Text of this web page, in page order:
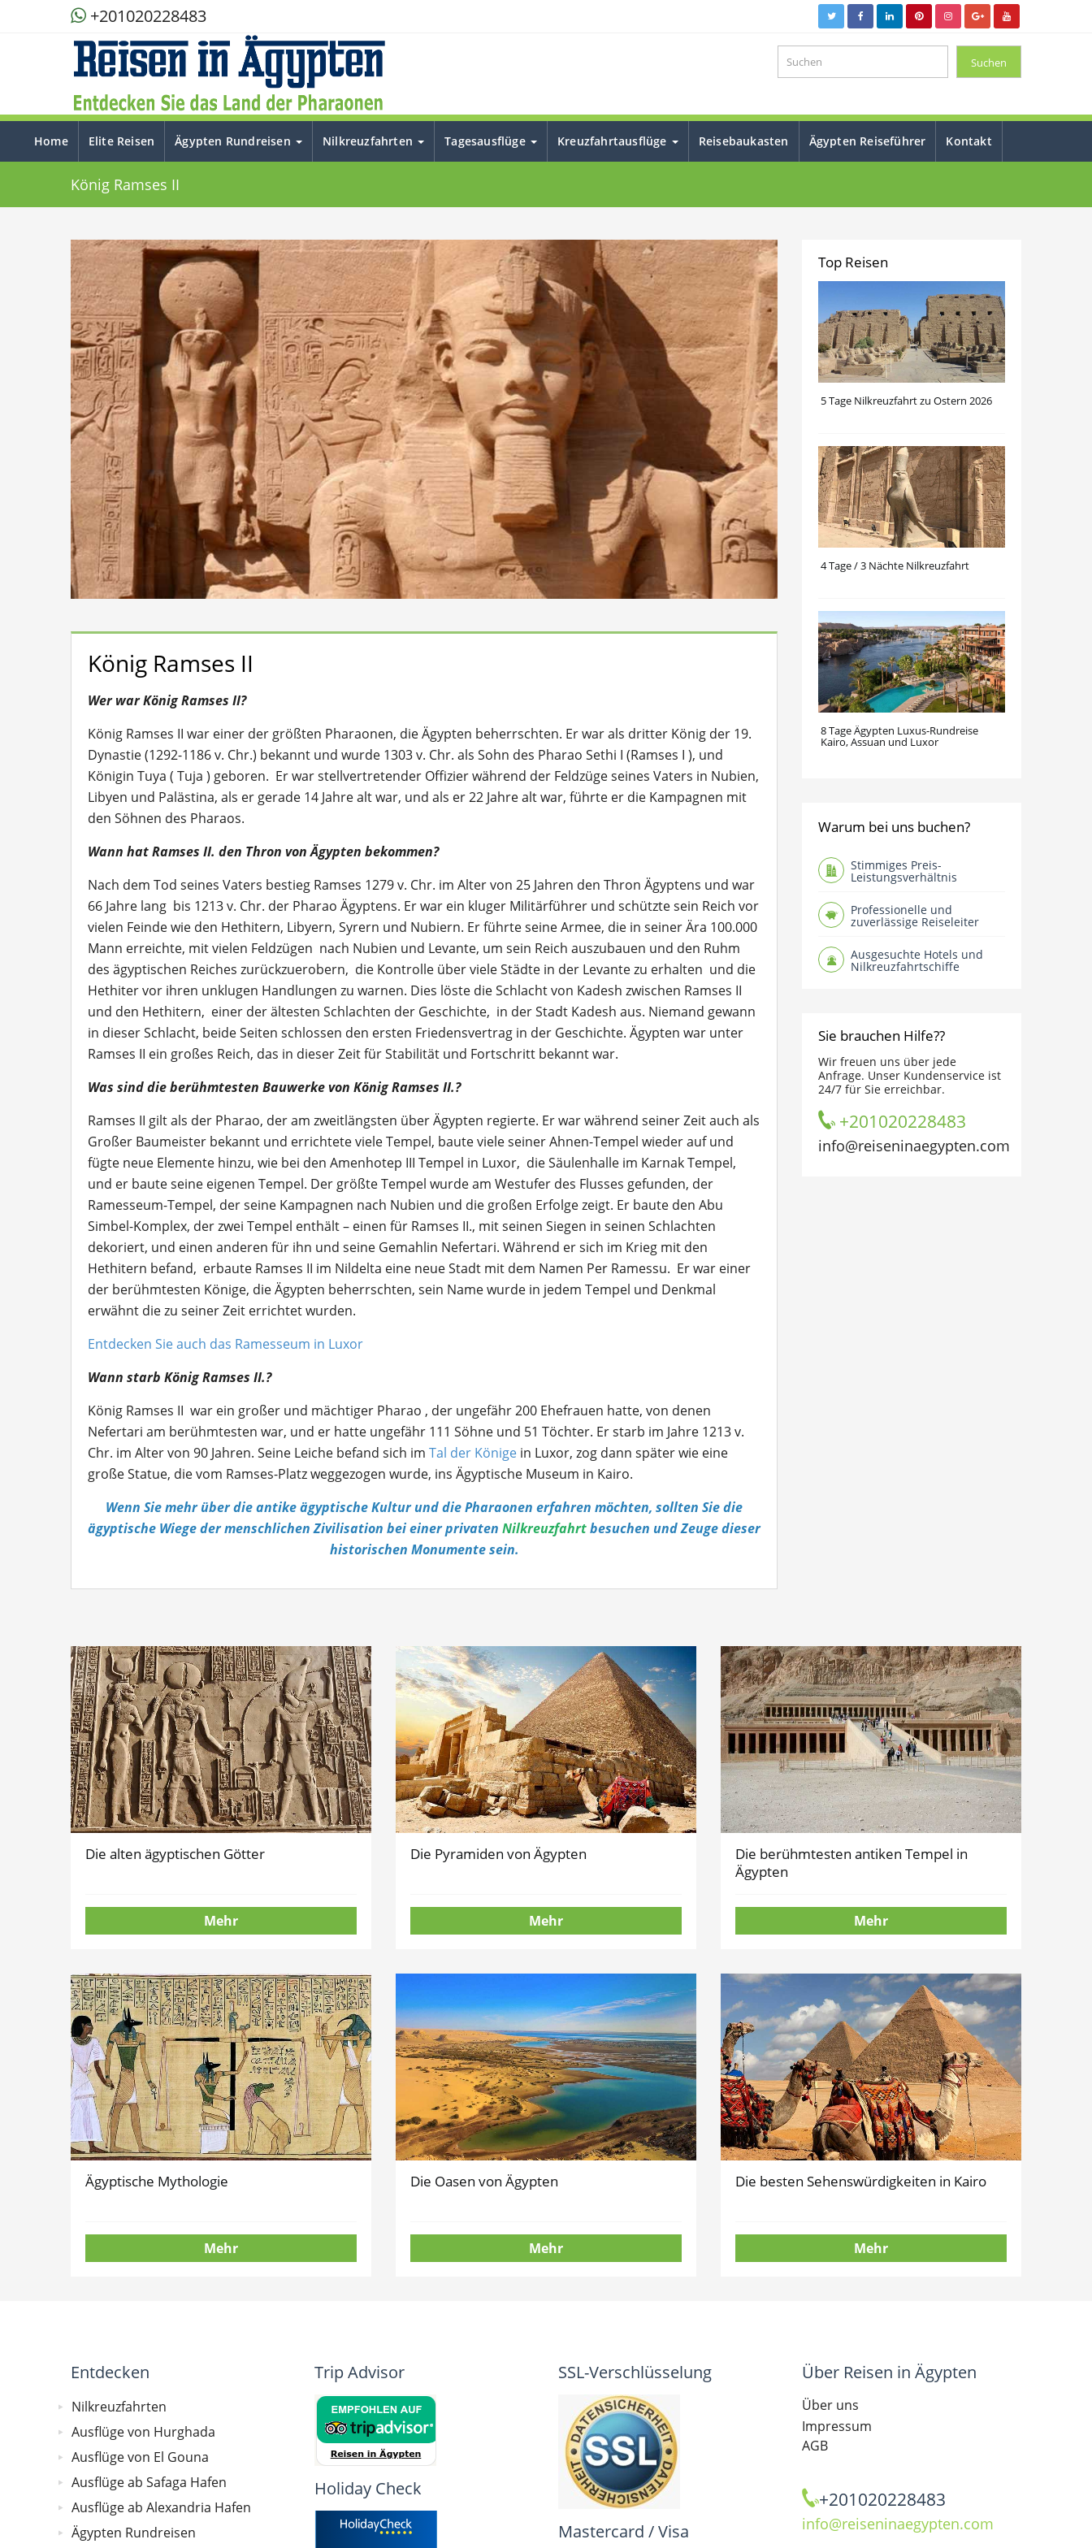
+201020228483
Home Elite Reisen Ägypten Rundreisen Nilkreuzfahrten Tagesausflüge Kreuzfahrtausflüge Reisebaukasten Ägypten Reiseführer Kontakt
König Ramses II
König Ramses II
Wer war König Ramses II?
König Ramses II war einer der größten Pharaonen, die Ägypten beherrschten. Er war als dritter König der 19.
Dynastie (1292-1186 v. Chr.) bekannt und wurde 1303 v. Chr. als Sohn des Pharao Sethi I (Ramses I ), und
Königin Tuya ( Tuja ) geboren. Er war stellvertretender Offizier während der Feldzüge seines Vaters in Nubien,
Libyen und Palästina, als er gerade 14 Jahre alt war, und als er 22 Jahre alt war, führte er die Kampagnen mit
den Söhnen des Pharaos.
Wann hat Ramses II. den Thron von Ägypten bekommen?
Nach dem Tod seines Vaters bestieg Ramses 1279 v. Chr. im Alter von 25 Jahren den Thron Ägyptens und war
66 Jahre lang bis 1213 v. Chr. der Pharao Ägyptens. Er war ein kluger Militärführer und schützte sein Reich vor
vielen Feinde wie den Hethitern, Libyern, Syrern und Nubiern. Er führte seine Armee, die in seiner Ära 100.000
Mann erreichte, mit vielen Feldzügen nach Nubien und Levante, um sein Reich auszubauen und den Ruhm
des ägyptischen Reiches zurückzuerobern, die Kontrolle über viele Städte in der Levante zu erhalten und die
Hethiter vor ihren unklugen Handlungen zu warnen. Dies löste die Schlacht von Kadesh zwischen Ramses II
und den Hethitern, einer der ältesten Schlachten der Geschichte, in der Stadt Kadesh aus. Niemand gewann
in dieser Schlacht, beide Seiten schlossen den ersten Friedensvertrag in der Geschichte. Ägypten war unter
Ramses II ein großes Reich, das in dieser Zeit für Stabilität und Fortschritt bekannt war.
Was sind die berühmtesten Bauwerke von König Ramses II.?
Ramses II gilt als der Pharao, der am zweitlängsten über Ägypten regierte. Er war während seiner Zeit auch als
Großer Baumeister bekannt und errichtete viele Tempel, baute viele seiner Ahnen-Tempel wieder auf und
fügte neue Elemente hinzu, wie bei den Amenhotep III Tempel in Luxor, die Säulenhalle im Karnak Tempel,
und er baute seine eigenen Tempel. Der größte Tempel wurde am Westufer des Flusses gefunden, der
Ramesseum-Tempel, der seine Kampagnen nach Nubien und die großen Erfolge zeigt. Er baute den Abu
Simbel-Komplex, der zwei Tempel enthält – einen für Ramses II., mit seinen Siegen in seinen Schlachten
dekoriert, und einen anderen für ihn und seine Gemahlin Nefertari. Während er sich im Krieg mit den
Hethitern befand, erbaute Ramses II im Nildelta eine neue Stadt mit dem Namen Per Ramessu. Er war einer
der berühmtesten Könige, die Ägypten beherrschten, sein Name wurde in jedem Tempel und Denkmal
erwähnt die zu seiner Zeit errichtet wurden.
Entdecken Sie auch das Ramesseum in Luxor
Wann starb König Ramses II.?
König Ramses II war ein großer und mächtiger Pharao , der ungefähr 200 Ehefrauen hatte, von denen
Nefertari am berühmtesten war, und er hatte ungefähr 111 Söhne und 51 Töchter. Er starb im Jahre 1213 v.
Chr. im Alter von 90 Jahren. Seine Leiche befand sich im Tal der Könige in Luxor, zog dann später wie eine
große Statue, die vom Ramses-Platz weggezogen wurde, ins Ägyptische Museum in Kairo.
Wenn Sie mehr über die antike ägyptische Kultur und die Pharaonen erfahren möchten, sollten Sie die
ägyptische Wiege der menschlichen Zivilisation bei einer privaten Nilkreuzfahrtbesuchen und Zeuge dieser
historischen Monumente sein.
Top Reisen
5 Tage Nilkreuzfahrt zu Ostern 2026
4 Tage / 3 Nächte Nilkreuzfahrt
8 Tage Ägypten Luxus-Rundreise
Kairo, Assuan und Luxor
Warum bei uns buchen?
Stimmiges Preis-
Leistungsverhältnis
Professionelle und
zuverlässige Reiseleiter
Ausgesuchte Hotels und
Nilkreuzfahrtschiffe
Sie brauchen Hilfe??
Wir freuen uns über jede
Anfrage. Unser Kundenservice ist
24/7 für Sie erreichbar.
+201020228483
info@reiseninaegypten.com
Die alten ägyptischen Götter
Mehr
Die Pyramiden von Ägypten
Mehr
Die berühmtesten antiken Tempel in
Ägypten
Mehr
Ägyptische Mythologie
Mehr
Die Oasen von Ägypten
Mehr
Die besten Sehenswürdigkeiten in Kairo
Mehr
Entdecken
Nilkreuzfahrten
Ausflüge von Hurghada
Ausflüge von El Gouna
Ausflüge ab Safaga Hafen
Ausflüge ab Alexandria Hafen
Ägypten Rundreisen
Trip Advisor
Holiday Check
SSL-Verschlüsselung
Mastercard / Visa
Über Reisen in Ägypten
Über uns
Impressum
AGB
+201020228483
info@reiseninaegypten.com